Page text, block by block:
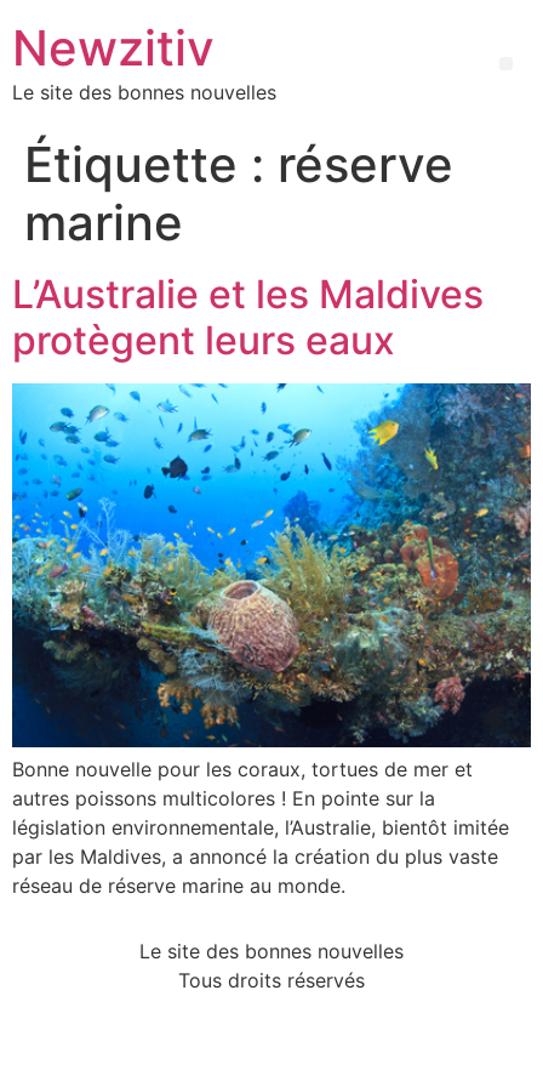
Newzitiv
Le site des bonnes nouvelles
Étiquette : réserve
marine
L’Australie et les Maldives
protègent leurs eaux
Bonne nouvelle pour les coraux, tortues de mer et
autres poissons multicolores ! En pointe sur la
législation environnementale, l’Australie, bientôt imitée
par les Maldives, a annoncé la création du plus vaste
réseau de réserve marine au monde.
Le site des bonnes nouvelles
Tous droits réservés